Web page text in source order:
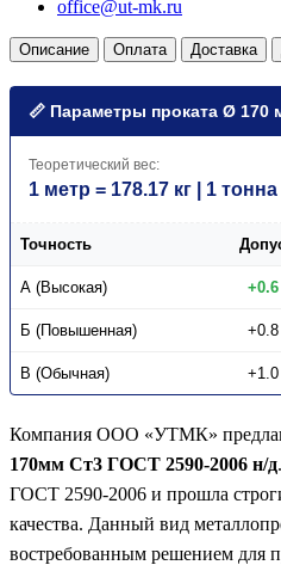
office@ut-mk.ru
Описание Оплата Доставка
📏 Параметры проката Ø 170
Теоретический вес:
1 метр = 178.17 кг | 1
Точность
А (Высокая)
Б (Повышенная)
В (Обычная)
Компания ООО «УТМК»
170мм Ст3 ГОСТ 2590-2006 н/д
ГОСТ 2590-2006 и прошла
качества. Данный вид
востребованным решением для